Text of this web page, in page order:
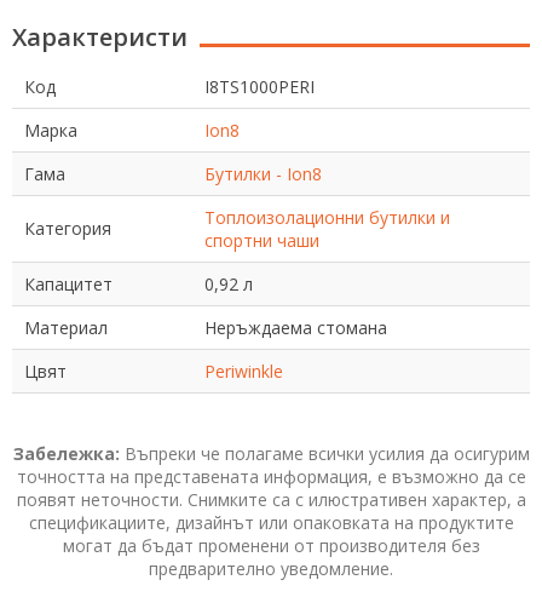
Характеристи
Код
I8TS1000PERI
Марка
Ion8
Гама
Бутилки - Ion8
Категория
Топлоизолационни бутилки и
спортни чаши
Капацитет
0,92 л
Материал
Неръждаема стомана
Цвят
Periwinkle
Забележка: Въпреки че полагаме всички усилия да осигурим
точността на представената информация, е възможно да се
появят неточности. Снимките са с илюстративен характер, а
спецификациите, дизайнът или опаковката на продуктите
могат да бъдат променени от производителя без
предварително уведомление.